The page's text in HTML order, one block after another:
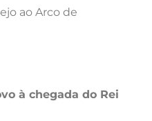
ao Arco de
à chegada do Rei